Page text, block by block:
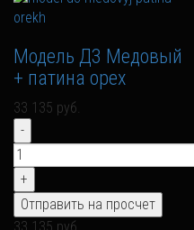
Модель Д3 Медовый
+ патина орех
33 135 руб.